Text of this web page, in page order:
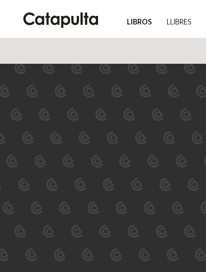
LIBROS LLIBRES